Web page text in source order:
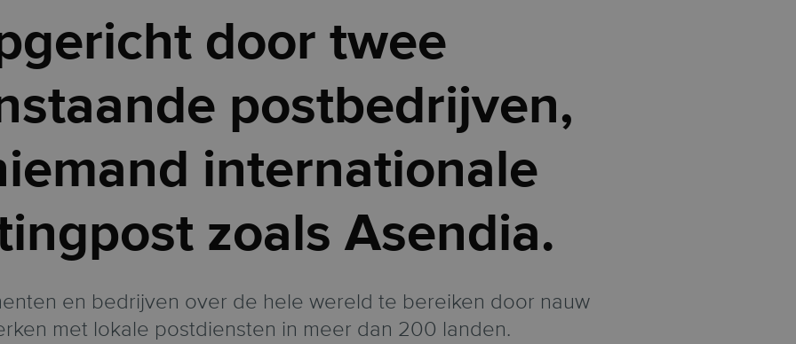
door twee
postbedrijven,
internationale
zoals Asendia.
en bedrijven over de hele wereld te bereiken door nauw
met lokale postdiensten in meer dan 200 landen.